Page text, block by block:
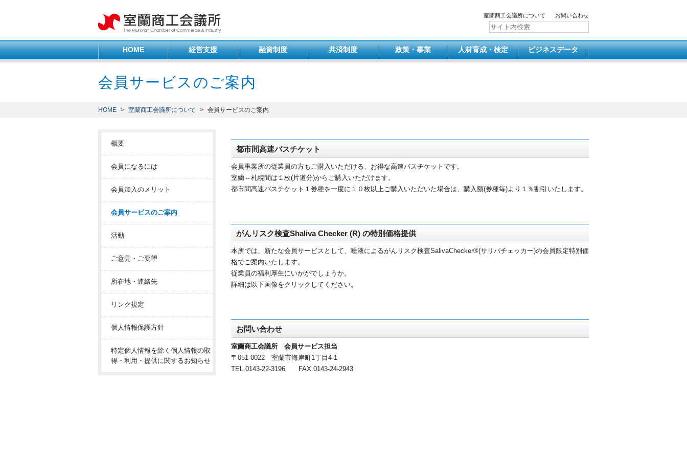
室蘭商工会議所について お問い合わせ
HOME 経営支援 融資制度 共済制度 政策・事業 人材育成・検定 ビジネスデータ
会員サービスのご案内
HOME > 室蘭商工会議所について > 会員サービスのご案内
都市間高速バスチケット
会員事業所の従業員の方もご購入いただける、お得な高速バスチケットです。
室蘭⇔札幌間は１枚(片道分)からご購入いただけます。
都市間高速バスチケット１券種を一度に１０枚以上ご購入いただいた場合は、購入額(券種毎)より１％割引いたします。
がんリスク検査Shaliva Checker (R) の特別価格提供
本所では、新たな会員サービスとして、唾液によるがんリスク検査SalivaChecker®(サリバチェッカー)の会員限定特別価
格でご案内いたします。
従業員の福利厚生にいかがでしょうか。
詳細は以下画像をクリックしてください。
お問い合わせ
室蘭商工会議所 会員サービス担当
〒051-0022 室蘭市海岸町1丁目4-1
TEL.0143-22-3196 FAX.0143-24-2943
概要
会員になるには
会員加入のメリット
会員サービスのご案内
活動
ご意見・ご要望
所在地・連絡先
リンク規定
個人情報保護方針
特定個人情報を除く個人情報の取
得・利用・提供に関するお知らせ